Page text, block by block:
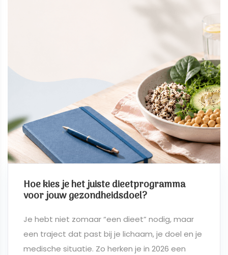
Hoe kies je het juiste dieetprogramma
voor jouw gezondheidsdoel?
Je hebt niet zomaar “een dieet” nodig, maar
een traject dat past bij je lichaam, je doel en je
medische situatie. Zo herken je in 2026 een